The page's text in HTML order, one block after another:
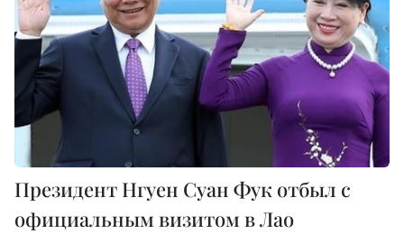
Президент Нгуен Суан Фук отбыл с
официальным визитом в Лао